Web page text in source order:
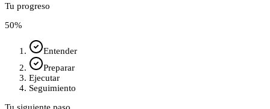
Tu progreso
50%
Entender
Preparar
Ejecutar
Seguimiento
Tu siguiente paso